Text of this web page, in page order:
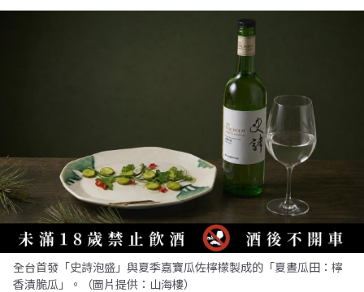
全台首發「史詩泡盛」與夏季嘉寶瓜佐檸檬製成的「夏晝瓜田：檸
香漬脆瓜」。（圖片提供：山海樓）